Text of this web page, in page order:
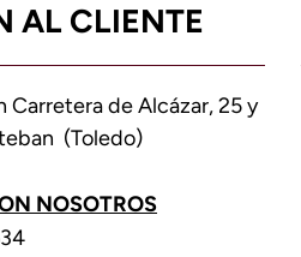
AL CLIENTE
Carretera de Alcázar, 25 y
(Toledo)
NOSOTROS